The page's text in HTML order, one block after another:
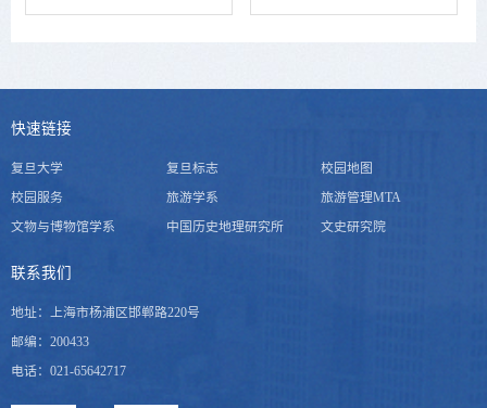
快速链接
复旦大学 复旦标志
校园地图
校园服务
旅游学系
旅游管理MTA
文物与博物馆学系
中国历史地理研究所 文史研究院
联系我们
地址：上海市杨浦区邯郸路220号
邮编：200433
电话：021-65642717